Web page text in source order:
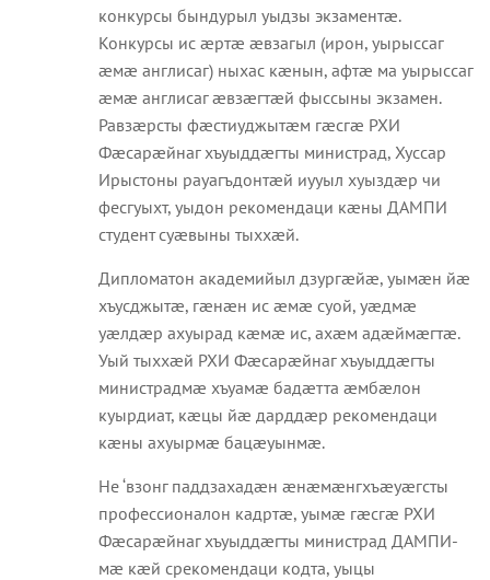
конкурсы бындурыл уыдзы экзаментæ.
Конкурсы ис æртæ æвзагыл (ирон, уырыссаг
æмæ англисаг) ныхас кæнын, афтæ ма уырыссаг
æмæ англисаг æвзæгтæй фыссыны экзамен.
Равзæрсты фæстиуджытæм гæсгæ РХИ
Фæсарæйнаг хъуыддæгты министрад, Хуссар
Ирыстоны рауагъдонтæй иууыл хуыздæр чи
фесгуыхт, уыдон рекомендаци кæны ДАМПИ
студент суæвыны тыххæй.
Дипломатон академийыл дзургæйæ, уымæн йæ
хъусджытæ, гæнæн ис æмæ суой, уæдмæ
уæлдæр ахуырад кæмæ ис, ахæм адæймæгтæ.
Уый тыххæй РХИ Фæсарæйнаг хъуыддæгты
министрадмæ хъуамæ бадæтта æмбæлон
куырдиат, кæцы йæ дарддæр рекомендаци
кæны ахуырмæ бацæуынмæ.
Не ‘взонг паддзахадæн æнæмæнгхъæуæгсты
профессионалон кадртæ, уымæ гæсгæ РХИ
Фæсарæйнаг хъуыддæгты министрад ДАМПИ-
мæ кæй срекомендаци кодта, уыцы